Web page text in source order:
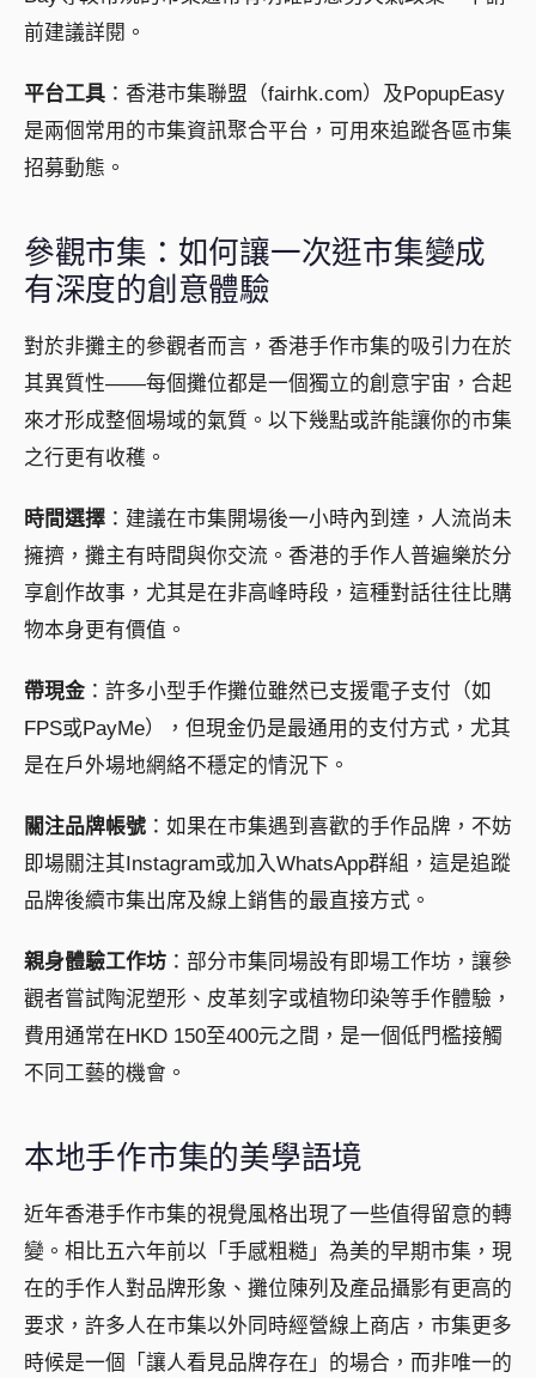
前建議詳閱。
平台工具 ：香港市集聯盟（fairhk.com）及PopupEasy
是兩個常用的市集資訊聚合平台，可用來追蹤各區市集
招募動態。
參觀市集：如何讓一次逛市集變成
有深度的創意體驗
對於非攤主的參觀者而言，香港手作市集的吸引力在於
其異質性——每個攤位都是一個獨立的創意宇宙，合起
來才形成整個場域的氣質。以下幾點或許能讓你的市集
之行更有收穫。
時間選擇 ：建議在市集開場後一小時內到達，人流尚未
擁擠，攤主有時間與你交流。香港的手作人普遍樂於分
享創作故事，尤其是在非高峰時段，這種對話往往比購
物本身更有價值。
帶現金 ：許多小型手作攤位雖然已支援電子支付（如
FPS或PayMe），但現金仍是最通用的支付方式，尤其
是在戶外場地網絡不穩定的情況下。
關注品牌帳號 ：如果在市集遇到喜歡的手作品牌，不妨
即場關注其Instagram或加入WhatsApp群組，這是追蹤
品牌後續市集出席及線上銷售的最直接方式。
親身體驗工作坊 ：部分市集同場設有即場工作坊，讓參
觀者嘗試陶泥塑形、皮革刻字或植物印染等手作體驗，
費用通常在HKD 150至400元之間，是一個低門檻接觸
不同工藝的機會。
本地手作市集的美學語境
近年香港手作市集的視覺風格出現了一些值得留意的轉
變。相比五六年前以「手感粗糙」為美的早期市集，現
在的手作人對品牌形象、攤位陳列及產品攝影有更高的
要求，許多人在市集以外同時經營線上商店，市集更多
時候是一個「讓人看見品牌存在」的場合，而非唯一的